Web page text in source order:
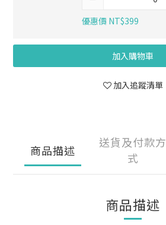
優惠價 NT$399
加入購物車
加入追蹤清單
商品描述
送貨及付款方
式
商品描述